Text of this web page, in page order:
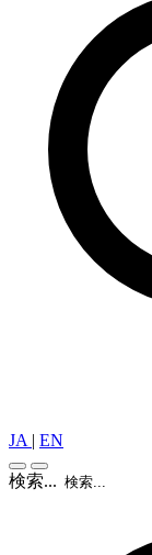
JA | EN
検索...